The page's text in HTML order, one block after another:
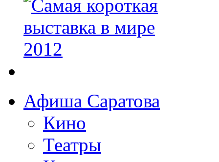
Афиша Саратова
Кино
Театры